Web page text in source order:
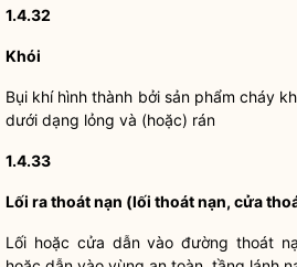
1.4.32
Khói
Bụi khí hình thành bởi sản phẩm cháy
dưới dạng lỏng và (hoặc) rán
1.4.33
Lối ra thoát nạn (lối thoát nạn, cửa
Lối hoặc cửa dẫn vào đường thoát